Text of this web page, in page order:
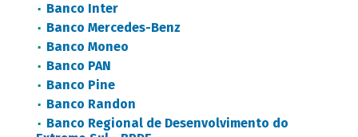
Banco Inter
Banco Mercedes-Benz
Banco Moneo
Banco PAN
Banco Pine
Banco Randon
Banco Regional de Desenvolvimento do